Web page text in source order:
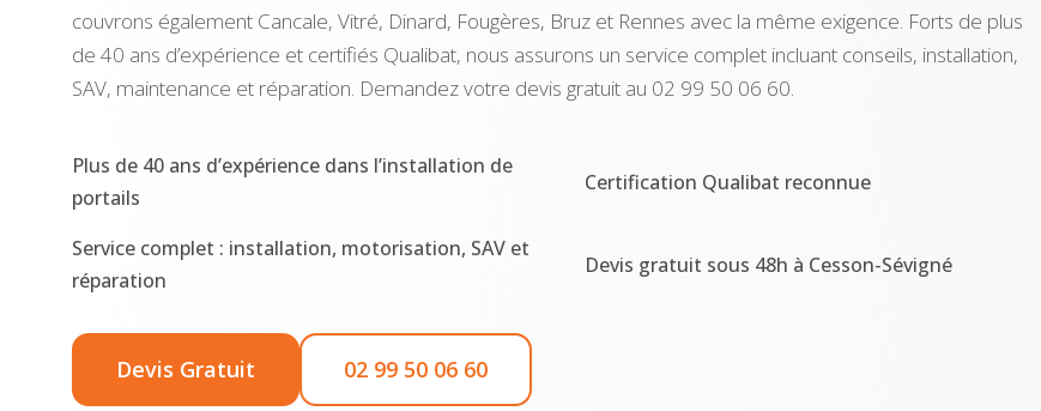
couvrons également Cancale, Vitré, Dinard, Fougères, Bruz et Rennes avec la même exigence. Forts de plus
de 40 ans d’expérience et certifiés Qualibat, nous assurons un service complet incluant conseils, installation,
SAV, maintenance et réparation. Demandez votre devis gratuit au 02 99 50 06 60.
Plus de 40 ans d’expérience dans l’installation de
portails
Certification Qualibat reconnue
Service complet : installation, motorisation, SAV et
réparation
Devis gratuit sous 48h à Cesson-Sévigné
Devis Gratuit 02 99 50 06 60